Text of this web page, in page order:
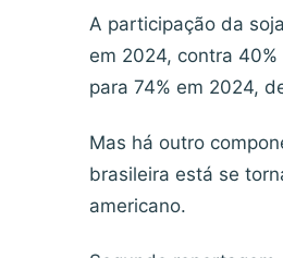
A participação da
em 2024, contra
para 74% em 2024,
Mas há outro
brasileira está se
americano.